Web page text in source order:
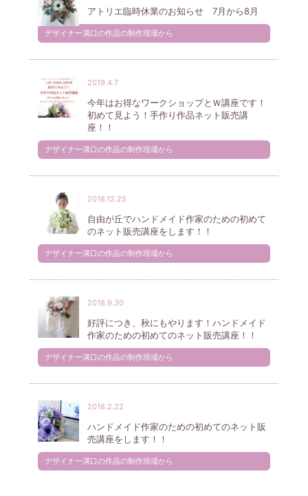
アトリエ臨時休業のお知らせ 7月から8月
デザイナー溝口の作品の制作現場から
2019.4.7
今年はお得なワークショップとＷ講座です！
初めて見よう！手作り作品ネット販売講
座！！
デザイナー溝口の作品の制作現場から
2018.12.25
自由が丘でハンドメイド作家のための初めて
のネット販売講座をします！！
デザイナー溝口の作品の制作現場から
2018.9.30
好評につき、秋にもやります！ハンドメイド
作家のための初めてのネット販売講座！！
デザイナー溝口の作品の制作現場から
2018.2.22
ハンドメイド作家のための初めてのネット販
売講座をします！！
デザイナー溝口の作品の制作現場から